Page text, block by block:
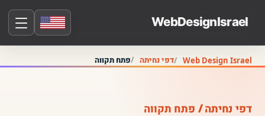
Web Design Israel דפי נחיתה פתח תקווה
דפי נחיתה / פתח תקווה